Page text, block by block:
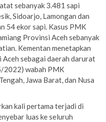
sebanyak 3.481 sapi
Sidoarjo, Lamongan dan
54 ekor sapi. Kasus PMK
Provinsi Aceh sebanyak
Kementan menetapkan
sebagai daerah darurat
2022) wabah PMK
Jawa Barat, dan Nusa
kali pertama terjadi di
luas ke seluruh